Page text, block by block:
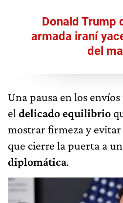
Donald Trump
armada iraní
del
Una pausa en los
el delicado equilibrio
mostrar firmeza y
que cierre la puerta a
diplomática.